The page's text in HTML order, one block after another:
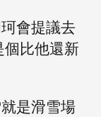
會提議去
比他還新
是滑雪場